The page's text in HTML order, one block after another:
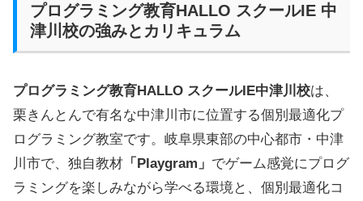
プログラミング教育HALLO スクールIE 中
津川校の強みとカリキュラム
プログラミング教育HALLO スクールIE中津川校は、
栗きんとんで有名な中津川市に位置する個別最適化プ
ログラミング教室です。岐阜県東部の中心都市・中津
川市で、独自教材 「Playgram」 でゲーム感覚にプログ
ラミングを楽しみながら学べる環境と、個別最適化コ